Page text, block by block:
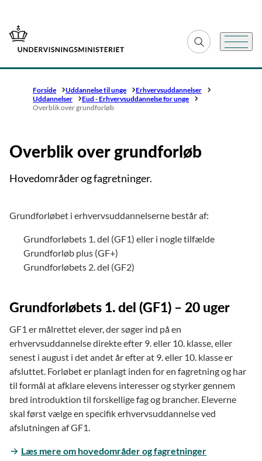
Gå til forsiden Fold søgefelt ud
Menu
Forside Uddannelse til unge
Erhvervsuddannelser
Uddannelser
Eud - Erhvervsuddannelse for unge
Overblik over grundforløb
Overblik over grundforløb
Hovedområder og fagretninger.
Grundforløbet i erhvervsuddannelserne består af:
Grundforløbets 1. del (GF1) eller i nogle tilfælde
Grundforløb plus (GF+)
Grundforløbets 2. del (GF2)
Grundforløbets 1. del (GF1) – 20 uger
GF1 er målrettet elever, der søger ind på en
erhvervsuddannelse direkte efter 9. eller 10. klasse, eller
senest i august i det andet år efter at 9. eller 10. klasse er
afsluttet. Forløbet er planlagt inden for en fagretning og har
til formål at afklare elevens interesser og styrker gennem
bred introduktion til forskellige fag og brancher. Eleverne
skal først vælge en specifik erhvervsuddannelse ved
afslutningen af GF1.
Læs mere om hovedområder og fagretninger